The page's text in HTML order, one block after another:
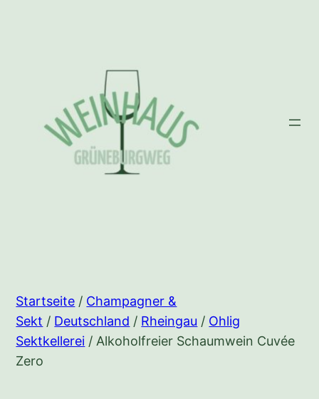
Startseite / Champagner &
Sekt / Deutschland / Rheingau / Ohlig
Sektkellerei / Alkoholfreier Schaumwein Cuvée
Zero